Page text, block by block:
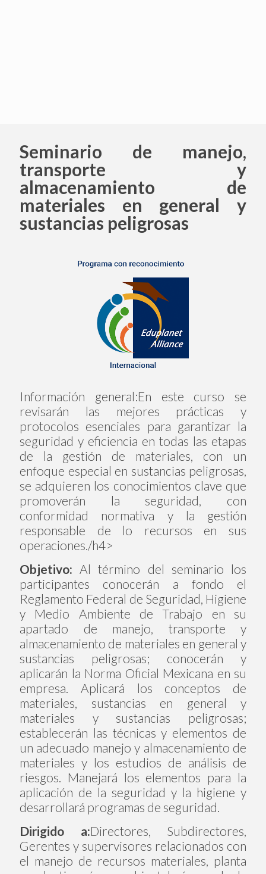
Seminario de manejo,
transporte y
almacenamiento de
materiales en general y
sustancias peligrosas
Información general:En este curso se
revisarán las mejores prácticas y
protocolos esenciales para garantizar la
seguridad y eficiencia en todas las etapas
de la gestión de materiales, con un
enfoque especial en sustancias peligrosas,
se adquieren los conocimientos clave que
promoverán la seguridad, con
conformidad normativa y la gestión
responsable de lo recursos en sus
operaciones./h4>
Objetivo: Al término del seminario los
participantes conocerán a fondo el
Reglamento Federal de Seguridad, Higiene
y Medio Ambiente de Trabajo en su
apartado de manejo, transporte y
almacenamiento de materiales en general y
sustancias peligrosas; conocerán y
aplicarán la Norma Oficial Mexicana en su
empresa. Aplicará los conceptos de
materiales, sustancias en general y
materiales y sustancias peligrosas;
establecerán las técnicas y elementos de
un adecuado manejo y almacenamiento de
materiales y los estudios de análisis de
riesgos. Manejará los elementos para la
aplicación de la seguridad y la higiene y
desarrollará programas de seguridad.
Dirigido a:Directores, Subdirectores,
Gerentes y supervisores relacionados con
el manejo de recursos materiales, planta